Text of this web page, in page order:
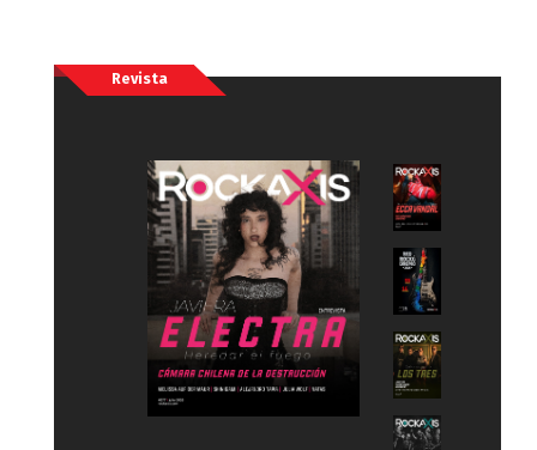
Revista